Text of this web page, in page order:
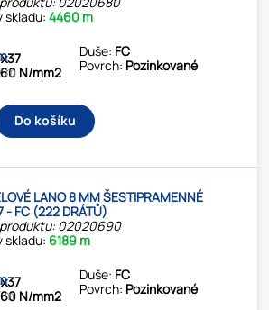
skladu:4460 m
N/mm2
Duše: FC
Povrch: Pozinkované
m
Do košíku
LANO 8 MM ŠESTIPRAMENNÉ
- FC (222 DRÁTŮ)
produktu: 02020690
skladu: 6189 m
N/mm2
Duše: FC
Povrch: Pozinkované
m